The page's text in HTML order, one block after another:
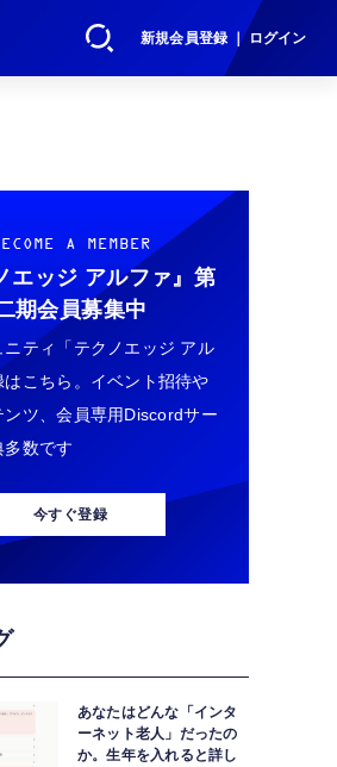
新規会員登録 ｜ ログイン
A MEMBER
エッジ アルファ』 第
期会員募集中
ニティ「テクノエッジ アル
はこちら。イベント招待や
ンツ、会員専用Discordサー
数です
今すぐ登録
あなたはどんな「インタ
ーネット老人」だったの
か。生年を入れると詳し